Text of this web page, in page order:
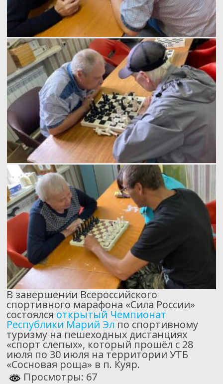
В завершении Всероссийского
спортивного марафона «Сила России»
состоялся открытый Чемпионат
Республики Марий Эл по спортивному
туризму на пешеходных дистанциях
«спорт слепых», который прошёл с 28
июля по 30 июля на территории УТБ
«Сосновая роща» в п. Куяр.
Просмотры: 67